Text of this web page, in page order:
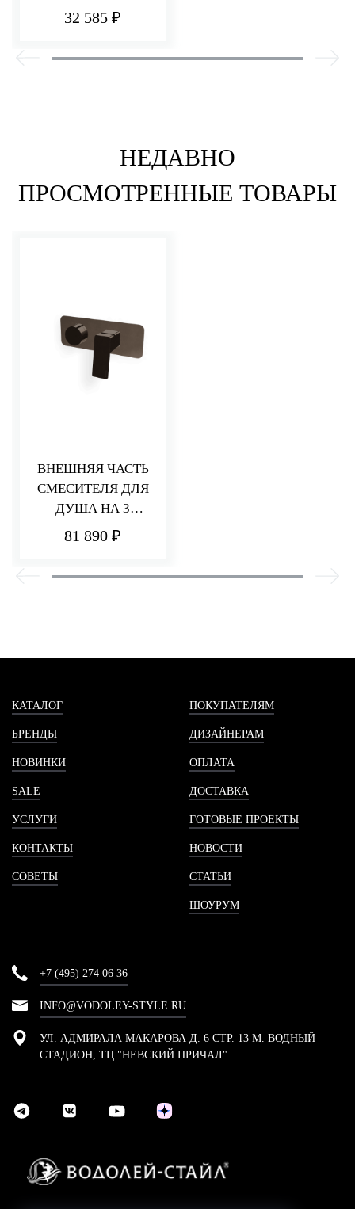
ДУША НА 2/3
32 585 ₽
НЕДАВНО
ПРОСМОТРЕННЫЕ ТОВАРЫ
ВНЕШНЯЯ ЧАСТЬ
СМЕСИТЕЛЯ ДЛЯ
ДУША НА 3
ПОТРЕБИТЕЛЯ
81 890 ₽
КАТАЛОГ
БРЕНДЫ
НОВИНКИ
SALE
УСЛУГИ
КОНТАКТЫ
СОВЕТЫ
ПОКУПАТЕЛЯМ
ДИЗАЙНЕРАМ
ОПЛАТА
ДОСТАВКА
ГОТОВЫЕ ПРОЕКТЫ
НОВОСТИ
СТАТЬИ
ШОУРУМ
+7 (495) 274 06 36
INFO@VODOLEY-STYLE.RU
УЛ. АДМИРАЛА МАКАРОВА Д. 6 СТР. 13 М. ВОДНЫЙ
СТАДИОН, ТЦ "НЕВСКИЙ ПРИЧАЛ"